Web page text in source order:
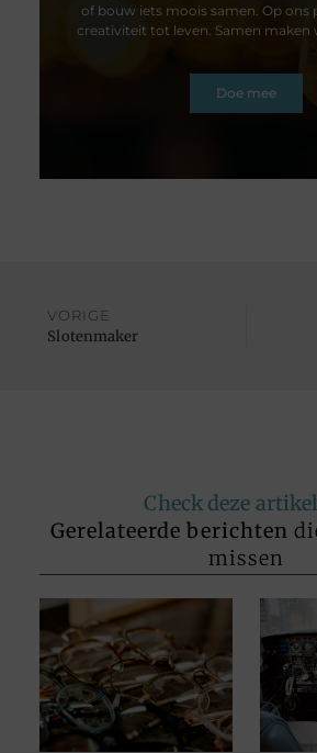
of bouw iets moois samen. Op
creativiteit tot leven. Samen maken
Doe mee
VORIGE
Slotenmaker
Check deze
Gerelateerde berichten
missen